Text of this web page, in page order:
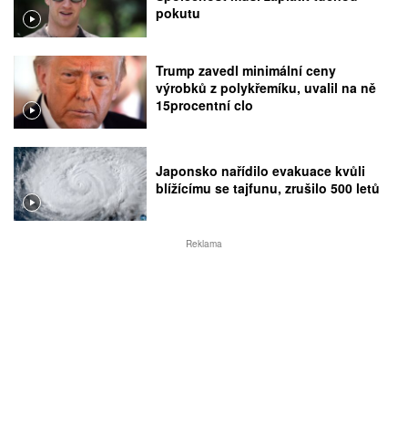
pokutu
Trump zavedl minimální ceny
výrobků z polykřemíku, uvalil na ně
15procentní clo
Japonsko nařídilo evakuace kvůli
blížícímu se tajfunu, zrušilo 500 letů
Reklama